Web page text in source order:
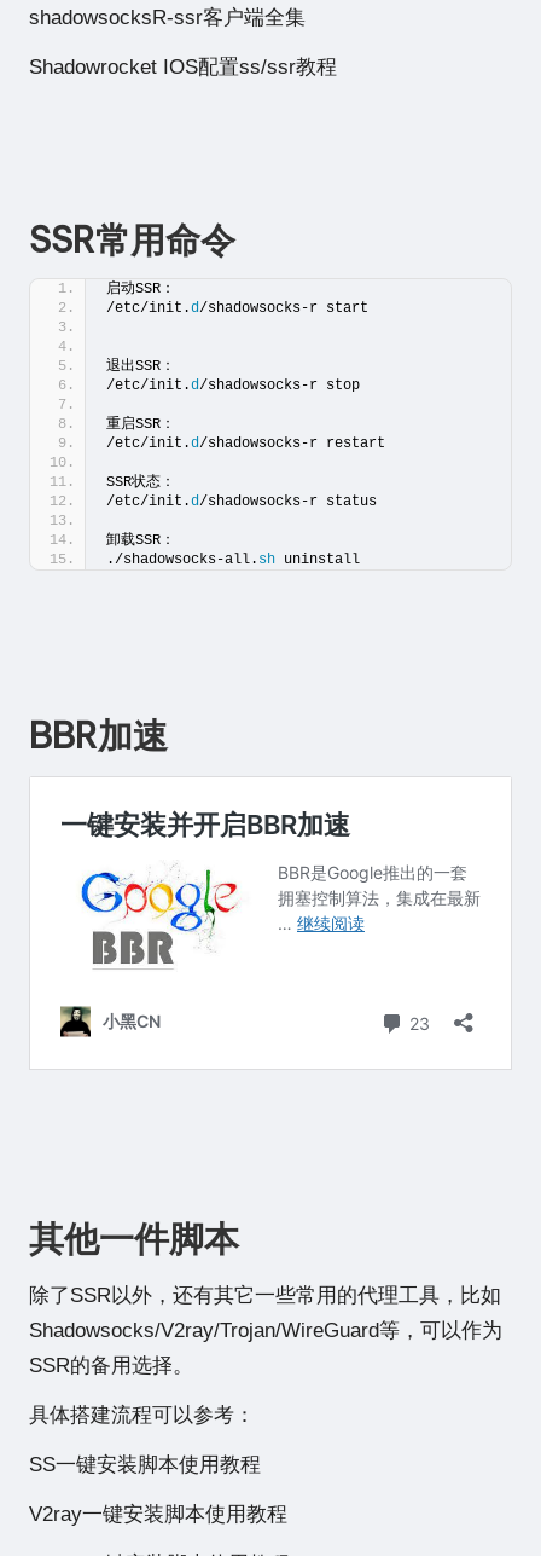
shadowsocksR-ssr客户端全集
Shadowrocket IOS配置ss/ssr教程
SSR常用命令
启动SSR：
/etc/init.d/shadowsocks-r start
退出SSR：
/etc/init.d/shadowsocks-r stop
重启SSR：
/etc/init.d/shadowsocks-r restart
SSR状态：
/etc/init.d/shadowsocks-r status
卸载SSR：
./shadowsocks-all. sh uninstall
BBR加速
其他一件脚本
除了SSR以外，还有其它一些常用的代理工具，比如
Shadowsocks/V2ray/Trojan/WireGuard等，可以作为
SSR的备用选择。
具体搭建流程可以参考：
SS一键安装脚本使用教程
V2ray一键安装脚本使用教程